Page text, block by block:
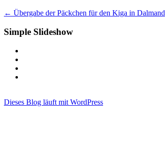
← Übergabe der Päckchen für den Kiga in Dalmand
Simple Slideshow
Dieses Blog läuft mit WordPress